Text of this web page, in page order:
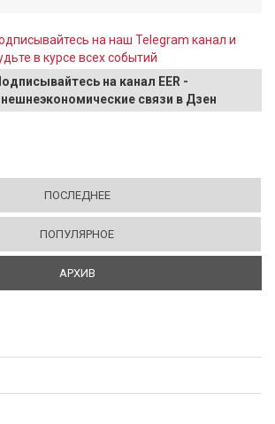
на наш Telegram канал и
в курсе всех событий
на канал EER -
связи в Дзен
ПОСЛЕДНЕЕ
ПОПУЛЯРНОЕ
АРХИВ